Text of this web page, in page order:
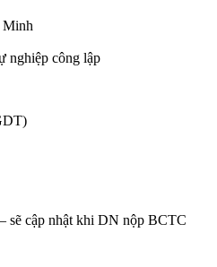
Minh
nghiệp công lập
sẽ cập nhật khi DN nộp BCTC